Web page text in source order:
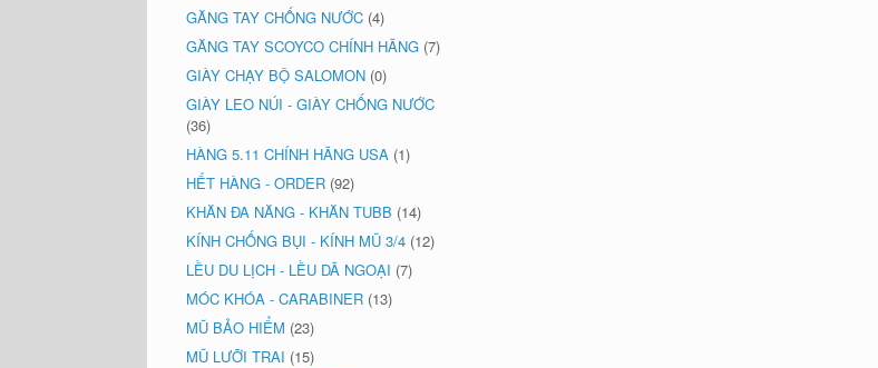
GĂNG TAY CHỐNG NƯỚC (4)
GĂNG TAY SCOYCO CHÍNH HÃNG (7)
GIÀY CHẠY BỘ SALOMON (0)
GIÀY LEO NÚI - GIÀY CHỐNG NƯỚC
(36)
HÀNG 5.11 CHÍNH HÃNG USA (1)
HẾT HÀNG - ORDER (92)
KHĂN ĐA NĂNG - KHĂN TUBB (14)
KÍNH CHỐNG BỤI - KÍNH MŨ 3/4 (12)
LỀU DU LỊCH - LỀU DÃ NGOẠI (7)
MÓC KHÓA - CARABINER (13)
MŨ BẢO HIỂM (23)
MŨ LƯỠI TRAI (15)